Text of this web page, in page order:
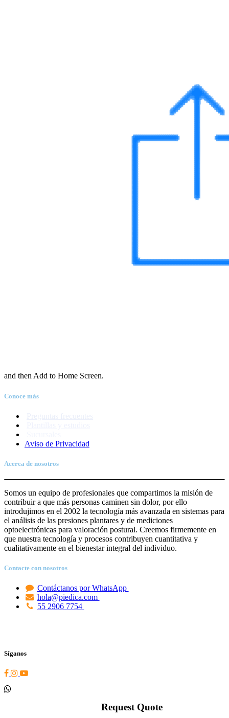
and then Add to Home Screen.
Conoce más
Aviso de Privacidad
Acerca de nosotros
Somos un equipo de profesionales que compartimos la misión de
contribuir a que más personas caminen sin dolor, por ello
introdujimos en el 2002 la tecnología más avanzada en sistemas para
el análisis de las presiones plantares y de mediciones
optoelectrónicas para valoración postural. Creemos firmemente en
que nuestra tecnología y procesos contribuyen cuantitativa y
cualitativamente en el bienestar integral del individuo.
Contacte con nosotros
Contáctanos por WhatsApp
hola@piedica.com
55 2906 7754
Síganos
Request Quote